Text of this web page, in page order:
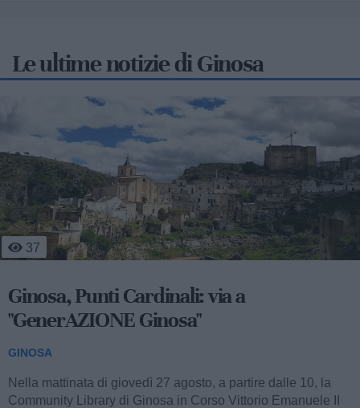
Le ultime notizie di Ginosa
37
Ginosa, Punti Cardinali: via a
"GenerAZIONE Ginosa"
GINOSA
Nella mattinata di giovedì 27 agosto, a partire dalle 10, la
Community Library di Ginosa in Corso Vittorio Emanuele II